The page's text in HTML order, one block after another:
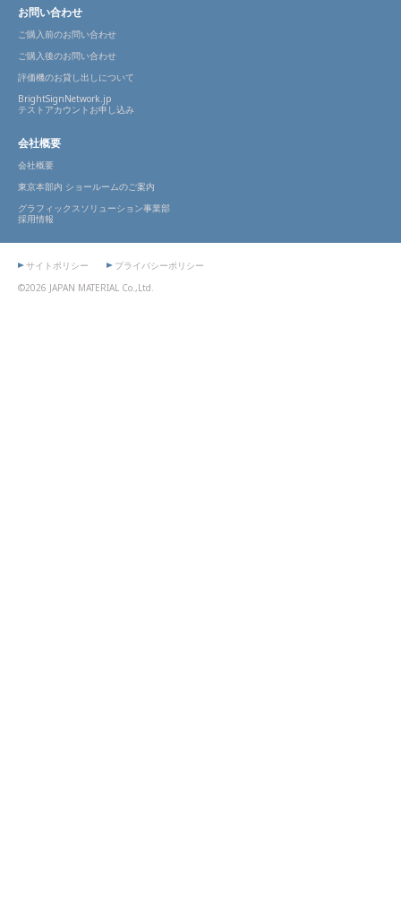
お問い合わせ
ご購入前のお問い合わせ
ご購入後のお問い合わせ
評価機のお貸し出しについて
BrightSignNetwork.jp
テストアカウントお申し込み
会社概要
会社概要
東京本部内 ショールームのご案内
グラフィックスソリューション事業部
採用情報
©2026 JAPAN MATERIAL Co.,Ltd.
サイトポリシー プライバシーポリシー